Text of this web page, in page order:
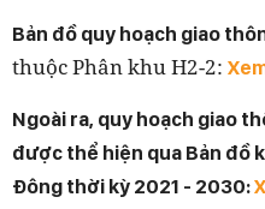
Bản đồ quy hoạch giao
thuộc Phân khu H2-2:
Ngoài ra, quy hoạch giao
được thể hiện qua Bản đồ
Đông thời kỳ 2021 - 2030: